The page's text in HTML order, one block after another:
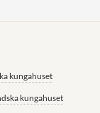
kungahuset
kungahuset